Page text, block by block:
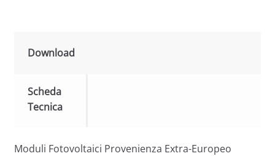
Download
Scheda
Tecnica
Moduli Fotovoltaici Provenienza Extra-Europeo